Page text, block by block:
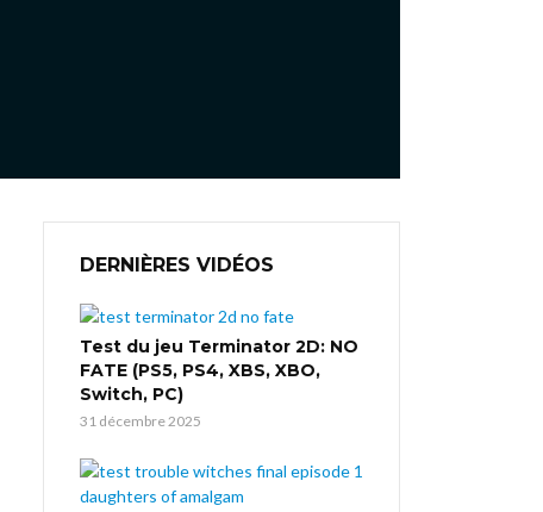
DERNIÈRES VIDÉOS
Test du jeu Terminator 2D: NO
FATE (PS5, PS4, XBS, XBO,
Switch, PC)
31 décembre 2025